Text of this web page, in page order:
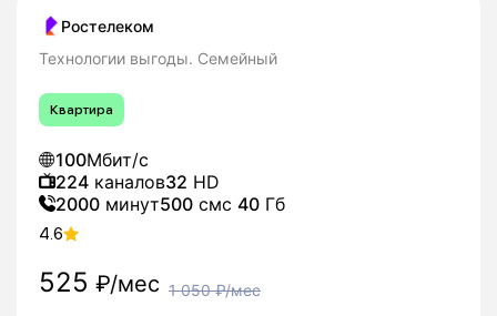
Ростелеком
Технологии выгоды. Семейный
Квартира
100Мбит/с
224 каналов32 HD
2000 минут500 смс 40 Гб
4.6
525 ₽/мес 1 050₽/мес